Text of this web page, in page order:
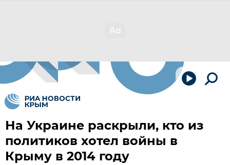
На Украине раскрыли, кто из
политиков хотел войны в
Крыму в 2014 году